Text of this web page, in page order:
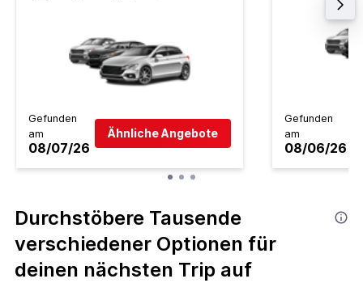
Gefunden
am
08/07/26
Ähnliche Angebote
Gefunden
am
08/06/26
Durchstöbere Tausende
verschiedener Optionen für
deinen nächsten Trip auf